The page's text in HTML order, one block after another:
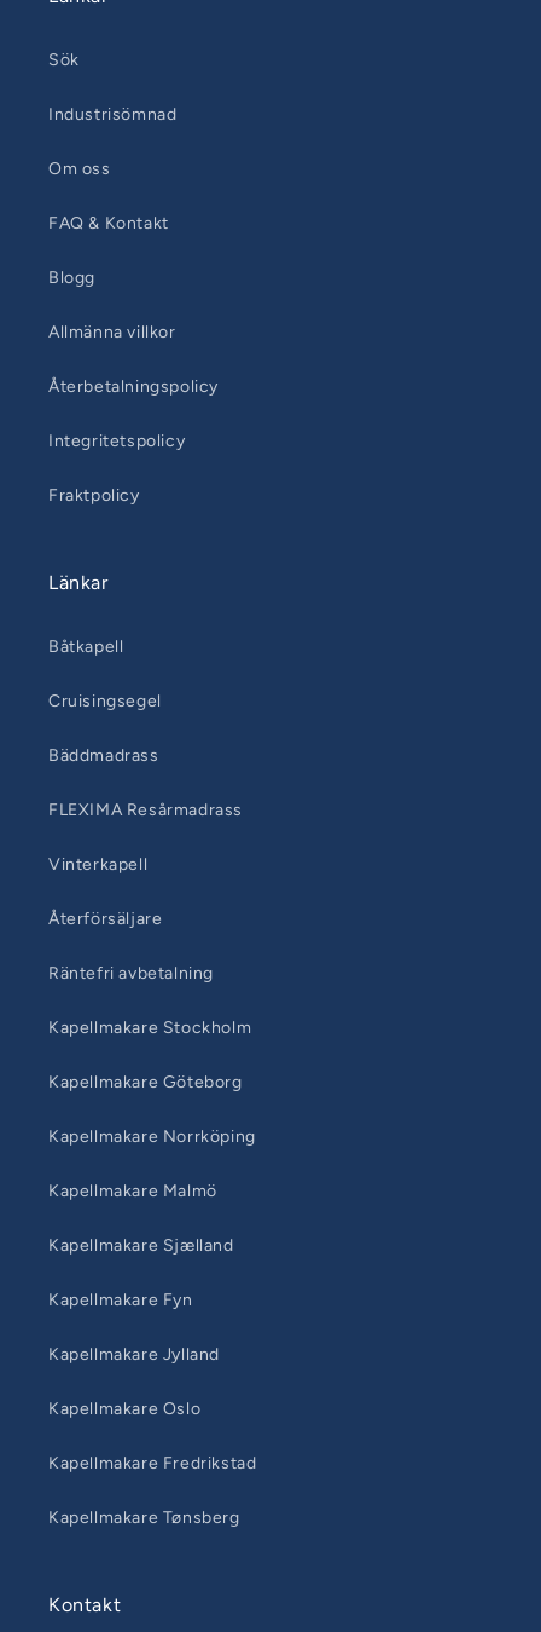
Sök
Industrisömnad
Om oss
FAQ & Kontakt
Blogg
Allmänna villkor
Återbetalningspolicy
Integritetspolicy
Fraktpolicy
Länkar
Båtkapell
Cruisingsegel
Bäddmadrass
FLEXIMA Resårmadrass
Vinterkapell
Återförsäljare
Räntefri avbetalning
Kapellmakare Stockholm
Kapellmakare Göteborg
Kapellmakare Norrköping
Kapellmakare Malmö
Kapellmakare Sjælland
Kapellmakare Fyn
Kapellmakare Jylland
Kapellmakare Oslo
Kapellmakare Fredrikstad
Kapellmakare Tønsberg
Kontakt